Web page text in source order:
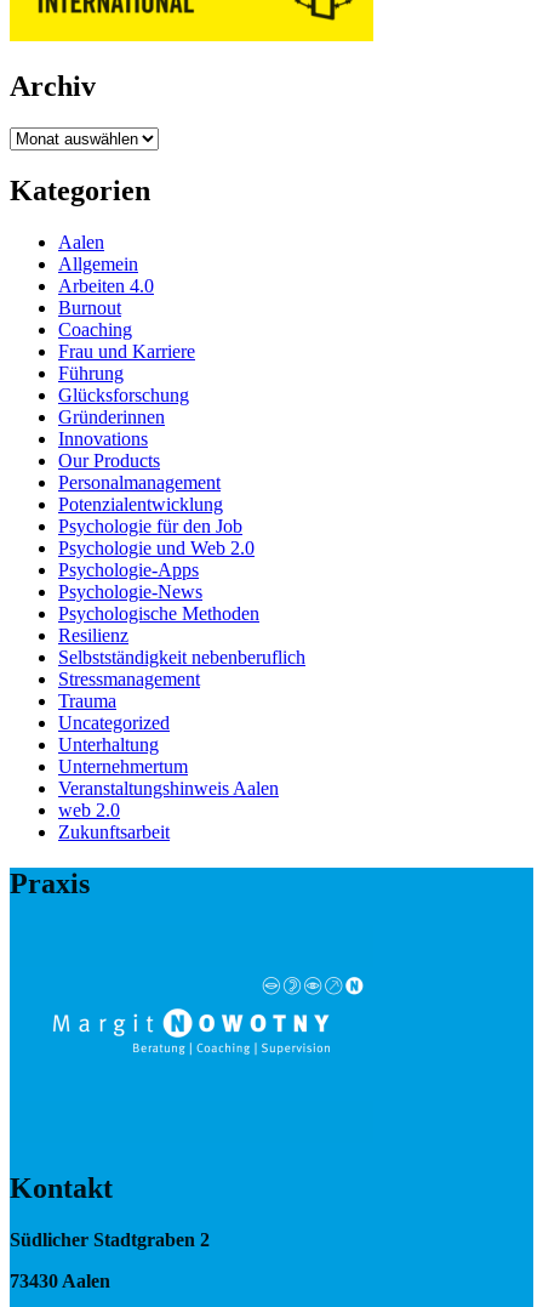
Archiv
Archiv
Kategorien
Aalen
Allgemein
Arbeiten 4.0
Burnout
Coaching
Frau und Karriere
Führung
Glücksforschung
Gründerinnen
Innovations
Our Products
Personalmanagement
Potenzialentwicklung
Psychologie für den Job
Psychologie und Web 2.0
Psychologie-Apps
Psychologie-News
Psychologische Methoden
Resilienz
Selbstständigkeit nebenberuflich
Stressmanagement
Trauma
Uncategorized
Unterhaltung
Unternehmertum
Veranstaltungshinweis Aalen
web 2.0
Zukunftsarbeit
Praxis
Kontakt
Südlicher Stadtgraben 2
73430 Aalen